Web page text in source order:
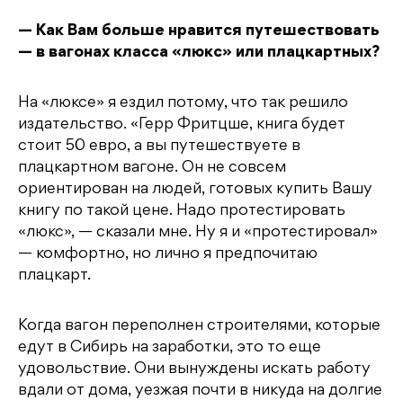
— Как Вам больше нравится путешествовать
— в вагонах класса «люкс» или плацкартных?
На «люксе» я ездил потому, что так решило
издательство. «Герр Фритцше, книга будет
стоит 50 евро, а вы путешествуете в
плацкартном вагоне. Он не совсем
ориентирован на людей, готовых купить Вашу
книгу по такой цене. Надо протестировать
«люкс», — сказали мне. Ну я и «протестировал»
— комфортно, но лично я предпочитаю
плацкарт.
Когда вагон переполнен строителями, которые
едут в Сибирь на заработки, это то еще
удовольствие. Они вынуждены искать работу
вдали от дома, уезжая почти в никуда на долгие